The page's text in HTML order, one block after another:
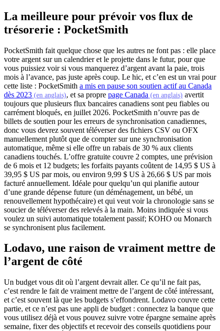
La meilleure pour prévoir vos flux de
trésorerie : PocketSmith
PocketSmith fait quelque chose que les autres ne font pas : elle place
votre argent sur un calendrier et le projette dans le futur, pour que
vous puissiez voir si vous manquerez d’argent avant la paie, trois
mois à l’avance, pas juste après coup. Le hic, et c’en est un vrai pour
cette liste : PocketSmith a mis en pause son soutien actif au Canada
dès 2023 (en anglais) (s'ouvre dans un nouvel onglet)
, et sa propre page Canada (en anglais) (s'ouvre
avertit
toujours que plusieurs flux bancaires canadiens sont peu fiables ou
carrément bloqués, en juillet 2026. PocketSmith n’ouvre pas de
billets de soutien pour les erreurs de synchronisation canadiennes,
donc vous devrez souvent téléverser des fichiers CSV ou OFX
manuellement plutôt que de compter sur une synchronisation
automatique, même si elle offre un rabais de 30 % aux clients
canadiens touchés. L’offre gratuite couvre 2 comptes, une prévision
de 6 mois et 12 budgets; les forfaits payants coûtent de 14,95 $ US à
39,95 $ US par mois, ou environ 9,99 $ US à 26,66 $ US par mois
facturé annuellement. Idéale pour quelqu’un qui planifie autour
d’une grande dépense future (un déménagement, un bébé, un
renouvellement hypothécaire) et qui veut voir la chronologie sans se
soucier de téléverser des relevés à la main. Moins indiquée si vous
voulez un suivi automatique totalement passif; KOHO ou Monarch
se synchronisent plus facilement.
Lodavo, une raison de vraiment mettre de
l’argent de côté
Un budget vous dit où l’argent devrait aller. Ce qu’il ne fait pas,
c’est rendre le fait de vraiment mettre de l’argent de côté intéressant,
et c’est souvent là que les budgets s’effondrent. Lodavo couvre cette
partie, et ce n’est pas une appli de budget : connectez la banque que
vous utilisez déjà et vous pouvez suivre votre épargne semaine après
semaine, fixer des objectifs et recevoir des conseils quotidiens pour